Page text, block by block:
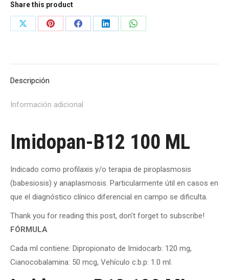
Share this product
Share
Share
Share
Share
Share
Descripción
Información adicional
Imidopan-B12 100 ML
Indicado como profilaxis y/o terapia de piroplasmosis
(babesiosis) y anaplasmosis. Particularmente útil en casos en
que el diagnóstico clínico diferencial en campo se dificulta.
Thank you for reading this post, don't forget to subscribe!
FÓRMULA
Cada ml contiene: Dipropionato de Imidocarb: 120 mg,
Cianocobalamina: 50 mcg, Vehículo c.b.p: 1.0 ml.